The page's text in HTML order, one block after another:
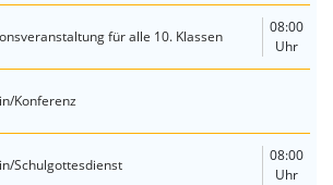
für alle 10. Klassen
08:00
Uhr
Konferenz
Schulgottesdienst
08:00
Uhr